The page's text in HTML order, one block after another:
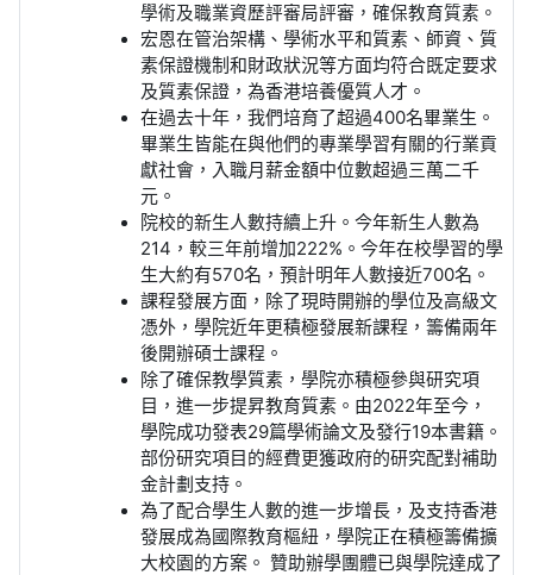
學術及職業資歷評審局評審，確保教育質素。
宏恩在管治架構、學術水平和質素、師資、質
素保證機制和財政狀況等方面均符合既定要求
及質素保證，為香港培養優質人才。
在過去十年，我們培育了超過400名畢業生。
畢業生皆能在與他們的專業學習有關的行業貢
獻社會，入職月薪金額中位數超過三萬二千
元。
院校的新生人數持續上升。今年新生人數為
214 ，較三年前增加222% 。今年在校學習的學
生大約有570名，預計明年人數接近700名。
課程發展方面，除了現時開辦的學位及高級文
憑外，學院近年更積極發展新課程，籌備兩年
後開辦碩士課程。
除了確保教學質素，學院亦積極參與研究項
目，進一步提昇教育質素。由2022年至今，
學院成功發表29篇學術論文及發行19本書籍。
部份研究項目的經費更獲政府的研究配對補助
金計劃支持。
為了配合學生人數的進一步增長，及支持香港
發展成為國際教育樞紐，學院正在積極籌備擴
大校園的方案。 贊助辦學團體已與學院達成了